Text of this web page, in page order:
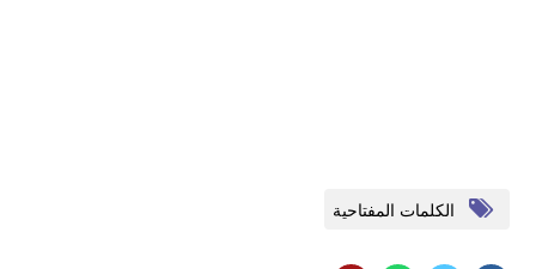
الكلمات المفتاحية